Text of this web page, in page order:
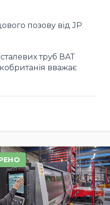
позову від JP
труб ВАТ
вважає